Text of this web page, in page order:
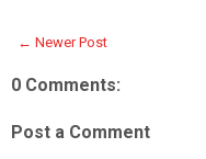
← Newer Post
0 Comments:
Post a Comment